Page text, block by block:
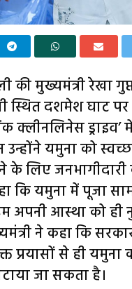
की मुख्यमंत्री रेखा
स्थित दशमेश घाट
क्लीनलिनेस ड्राइव’
उन्होंने यमुना को
के लिए जनभागीदारी
कि यमुना में पूजा
अपनी आस्था को ही
ने कहा कि
प्रयासों से ही यमुना
जा सकता है।